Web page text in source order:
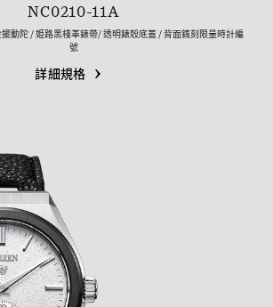
NC0210-11A
動陀 / 姫路黑棧革錶帶/ 透明錶殼底蓋 / 背面鐫刻限量時計編
號
詳細規格